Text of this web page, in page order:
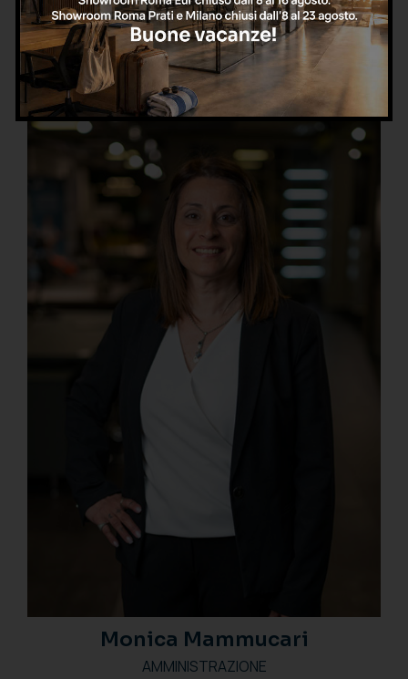
Massimo Striani
DIRETTORE TECNICO
Monica Mammucari
AMMINISTRAZIONE